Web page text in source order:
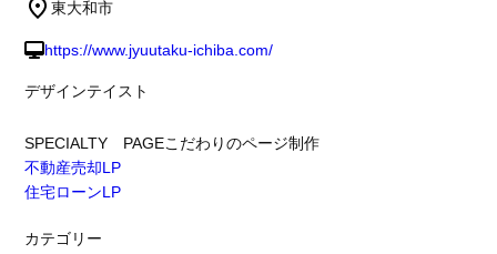
東大和市
https://www.jyuutaku-ichiba.com/
デザインテイスト
SPECIALTY PAGEこだわりのページ制作
不動産売却LP
住宅ローンLP
カテゴリー